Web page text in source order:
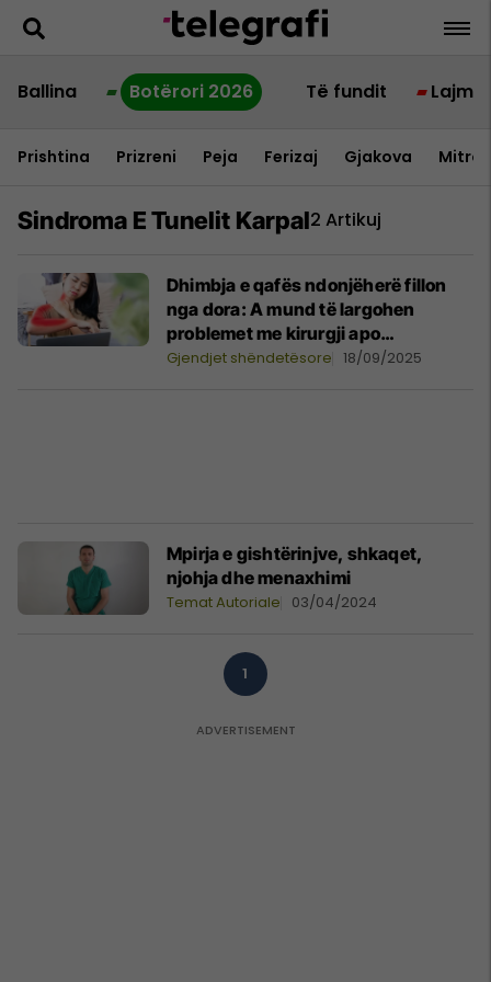
Ballina Botërori 2026 Të fundit Lajme
Prishtina Prizreni Peja Ferizaj Gjakova
Sindroma E Tunelit Karpal2 Artikuj
Dhimbja e qafës ndonjëherë fillon
nga dora: A mund të largohen
problemet me kirurgji apo
kiropraktikë?
Gjendjet shëndetësore 18/09/2025
Mpirja e gishtërinjve, shkaqet,
njohja dhe menaxhimi
Temat Autoriale 03/04/2024
1